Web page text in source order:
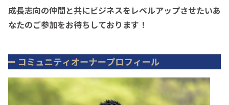
成長志向の仲間と共にビジネスをレベルアップさせたいあ
なたのご参加をお待ちしております！